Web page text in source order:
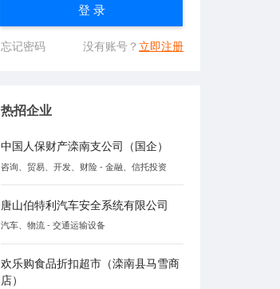
登 录
忘记密码 没有账号？ 立即注册
热招企业
中国人保财产滦南支公司（国企）
咨询、贸易、开发、财险 - 金融、信托投资
唐山伯特利汽车安全系统有限公司
汽车、物流 - 交通运输设备
欢乐购食品折扣超市（滦南县马雪商
店）